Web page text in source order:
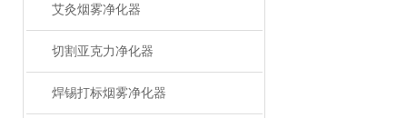
艾灸烟雾净化器
切割亚克力净化器
焊锡打标烟雾净化器